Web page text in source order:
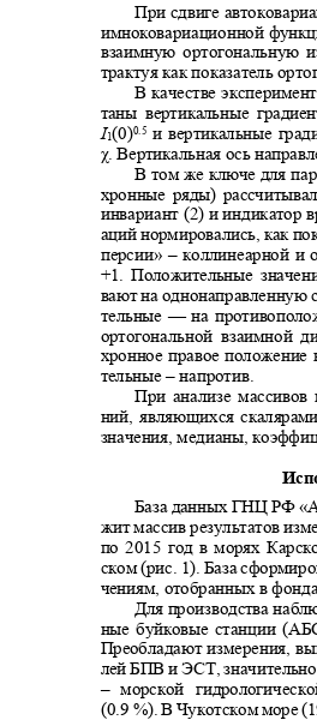
При сдвиге
имноковариационной
взаимную ортогональную
трактуя как показатель
В качестве
таны вертикальные
I1(0)0.5и вертикальные
χ. Вертикальная ось
В том же ключе для
хронные ряды)
инвариант (2) и индикатор
аций нормировались, как
персии» ‒ коллинеарной и
+1. Положительные
вают на однонаправленную
тельные—на
ортогональной взаимной
хронное правое
тельные ‒ напротив.
При анализе
ний, являющихся
значения, медианы,
База данных ГНЦ РФ
жит массив результатов
по 2015 год в морях
ском (рис. 1). База
чениям, отобранных в
Для производства
ные буйковые станции
Преобладают измерения,
лей БПВ и ЭСТ,
‒ морской
(0.9 %). В Чукотском море